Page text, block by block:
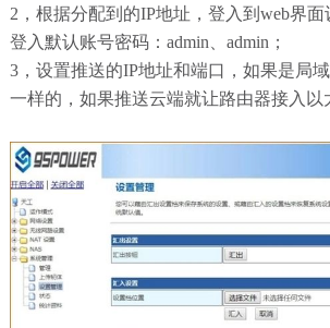
2，根据分配到的IP地址，登入到web界面
登入默认账号密码：admin、admin；
3，设置推送的IP地址和端口，如果是局
一样的，如果推送云端就让路由器接入以